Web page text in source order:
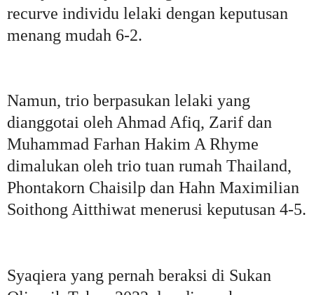
recurve individu lelaki dengan keputusan
menang mudah 6-2.
Namun, trio berpasukan lelaki yang
dianggotai oleh Ahmad Afiq, Zarif dan
Muhammad Farhan Hakim A Rhyme
dimalukan oleh trio tuan rumah Thailand,
Phontakorn Chaisilp dan Hahn Maximilian
Soithong Aitthiwat menerusi keputusan 4-5.
Syaqiera yang pernah beraksi di Sukan